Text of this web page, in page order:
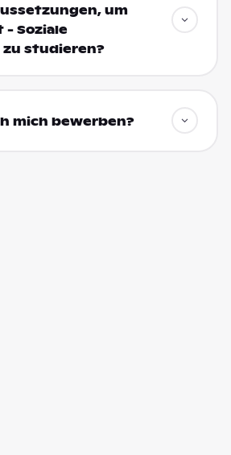
um
- Soziale
studieren?
mich bewerben?